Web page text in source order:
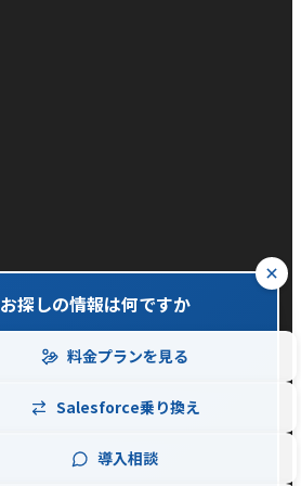
お探しの情報は何ですか
料金プランを見る
Salesforce乗り換え
導入相談
close